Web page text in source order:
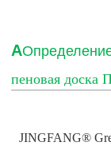
А
пеновая доска
JINGFANG®